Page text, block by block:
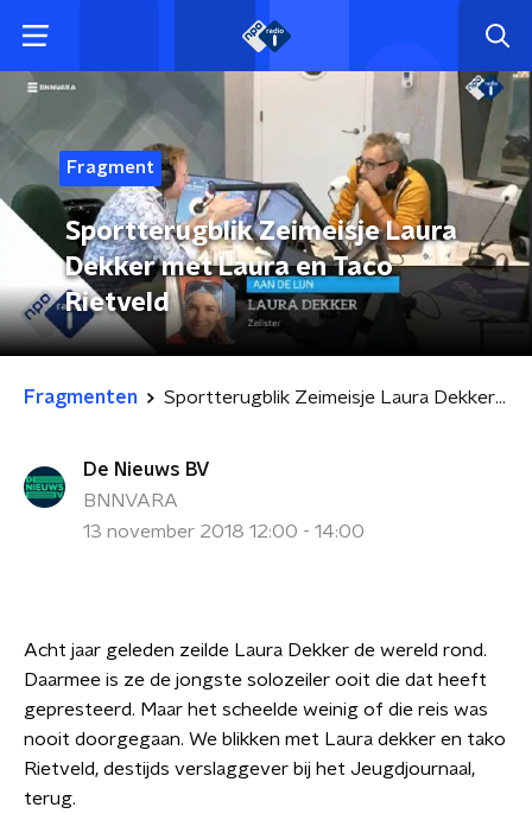
Fragment
Sportterugblik Zeimeisje Laura
Dekker met Laura en Taco
Rietveld
Fragmenten Sportterugblik Zeimeisje Laura Dekker met Laura en Taco Rietveld
De Nieuws BV
BNNVARA
13 november 2018 12:00 - 14:00
Acht jaar geleden zeilde Laura Dekker de wereld rond.
Daarmee is ze de jongste solozeiler ooit die dat heeft
gepresteerd. Maar het scheelde weinig of die reis was
nooit doorgegaan. We blikken met Laura dekker en tako
Rietveld, destijds verslaggever bij het Jeugdjournaal,
terug.